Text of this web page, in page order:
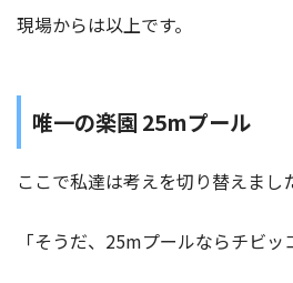
現場からは以上です。
唯一の楽園 25mプール
ここで私達は考えを切り替えまし
「そうだ、25mプールならチビッ